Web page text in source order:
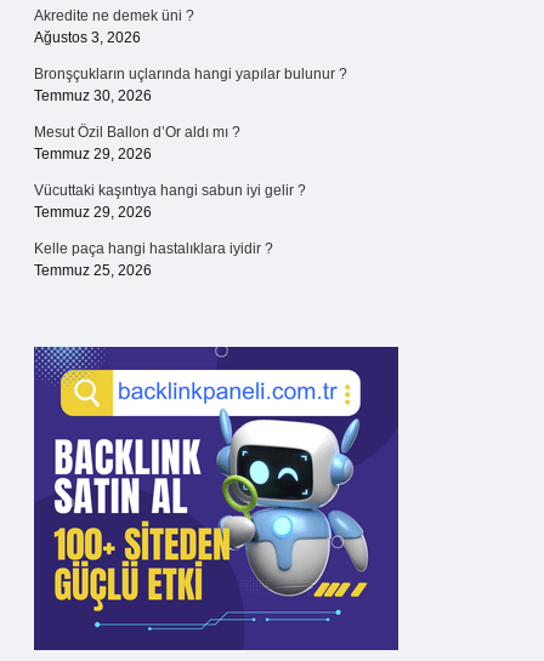
Akredite ne demek üni ?
Ağustos 3, 2026
Bronşçukların uçlarında hangi yapılar bulunur ?
Temmuz 30, 2026
Mesut Özil Ballon d’Or aldı mı ?
Temmuz 29, 2026
Vücuttaki kaşıntıya hangi sabun iyi gelir ?
Temmuz 29, 2026
Kelle paça hangi hastalıklara iyidir ?
Temmuz 25, 2026